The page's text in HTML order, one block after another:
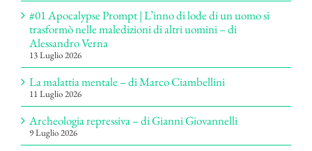
#01 Apocalypse Prompt | L’inno di lode di un uomo si
trasformò nelle maledizioni di altri uomini – di
Alessandro Verna
13 Luglio 2026
La malattia mentale – di Marco Ciambellini
11 Luglio 2026
Archeologia repressiva – di Gianni Giovannelli
9 Luglio 2026